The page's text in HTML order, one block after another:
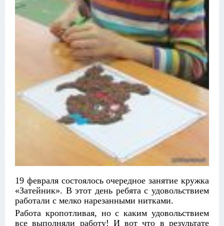
19 февраля состоялось очередное занятие кружка
«Затейник». В этот день ребята с удовольствием
работали с мелко нарезанными нитками.
Работа кропотливая, но с каким удовольствием
все выполняли работу! И вот что в результате